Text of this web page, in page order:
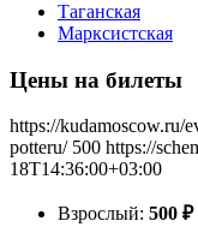
Таганская
Марксистская
Цены на билеты
https://kudamoscow.ru/
potteru/ 500 https://
18T14:36:00+03:00
Взрослый: 500 ₽